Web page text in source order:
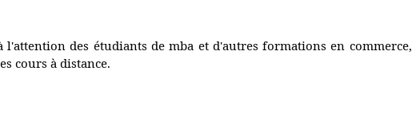
l'attention des étudiants de mba et d'autres formations en commerce,
cours à distance.